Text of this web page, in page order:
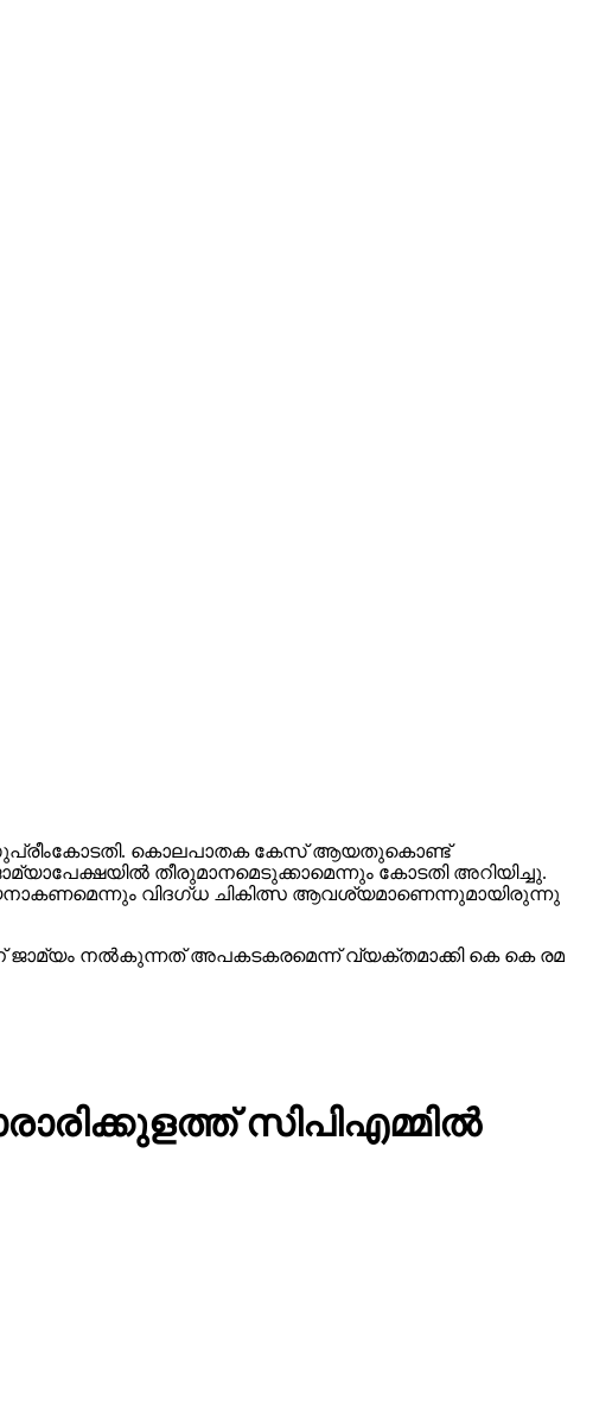
സുപ്രീംകോടതി. കൊലപാതക കേസ് ആയതുകൊണ്ട്
തീരുമാനമെടുക്കാമെന്നും കോടതി അറിയിച്ചു.
വിദഗ്ധ ചികിത്സ ആവശ്യമാണെന്നുമായിരുന്നു
ജാമ്യം നല്‍കുന്നത് അപകടകരമെന്ന് വ്യക്തമാക്കി കെ കെ രമ
സിപിഎമ്മില്‍